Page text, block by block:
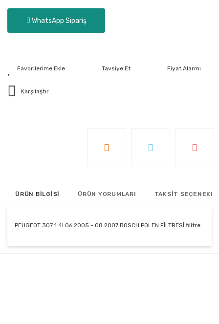
WhatsApp Sipariş
Tavsiye Et Fiyat Alarmı
Karşılaştır
ÜRÜN BİLGİSİ ÜRÜN YORUMLARI TAKSİT
PEUGEOT 307 1.4i 06.2005 - 08.2007 BOSCH POLEN FİLTRESİ filitre